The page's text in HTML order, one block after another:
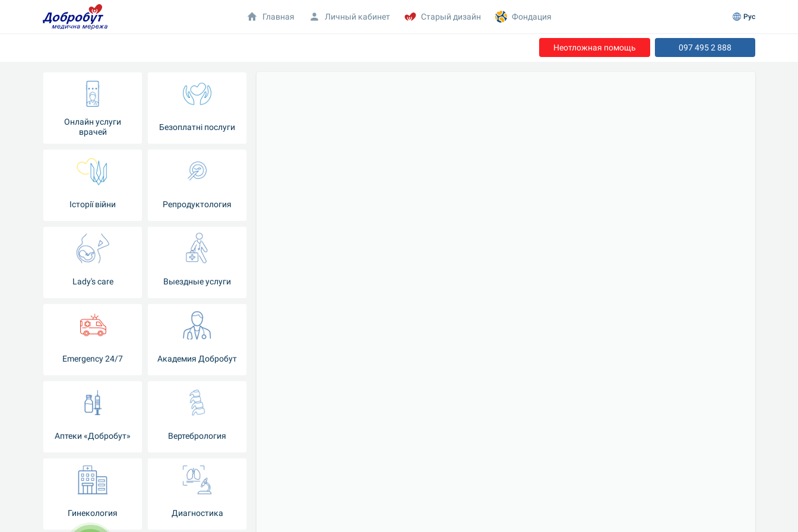
Неотложная помощь 097 495 2 888
Онлайн услуги
врачей
Безоплатні послуги
Iсторії війни Репродуктология
Lady's care Выездные услуги
Emergency 24/7 Академия Добробут
Аптеки «Добробут» Вертебрология
Гинекология Диагностика
Главная Личный кабинет Старый дизайн Фондация Рус